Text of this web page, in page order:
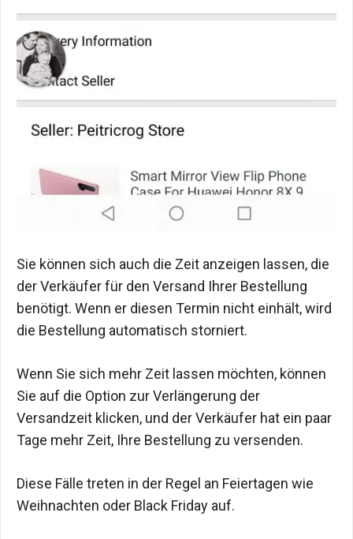
Sie können sich auch die Zeit anzeigen lassen, die
der Verkäufer für den Versand Ihrer Bestellung
benötigt. Wenn er diesen Termin nicht einhält, wird
die Bestellung automatisch storniert.
Wenn Sie sich mehr Zeit lassen möchten, können
Sie auf die Option zur Verlängerung der
Versandzeit klicken, und der Verkäufer hat ein paar
Tage mehr Zeit, Ihre Bestellung zu versenden.
Diese Fälle treten in der Regel an Feiertagen wie
Weihnachten oder Black Friday auf.